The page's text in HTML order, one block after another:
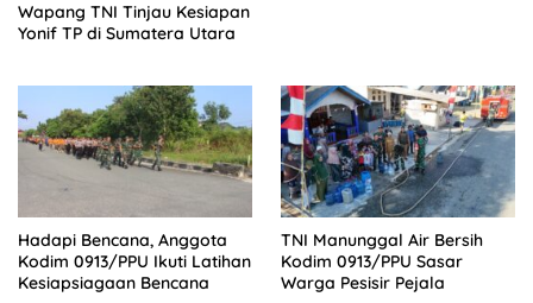
Wapang TNI Tinjau Kesiapan
Yonif TP di Sumatera Utara
Hadapi Bencana, Anggota
Kodim 0913/PPU Ikuti Latihan
Kesiapsiagaan Bencana
TNI Manunggal Air Bersih
Kodim 0913/PPU Sasar
Warga Pesisir Pejala